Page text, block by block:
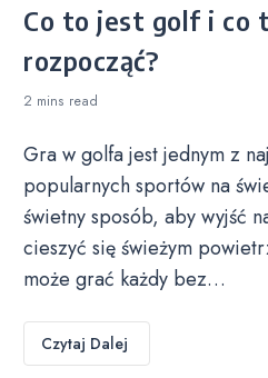
Co to jest golf i co
rozpocząć?
2 mins read
Gra w golfa jest jednym z
popularnych sportów na
świetny sposób, aby wyjść
cieszyć się świeżym
może grać każdy bez…
Czytaj Dalej